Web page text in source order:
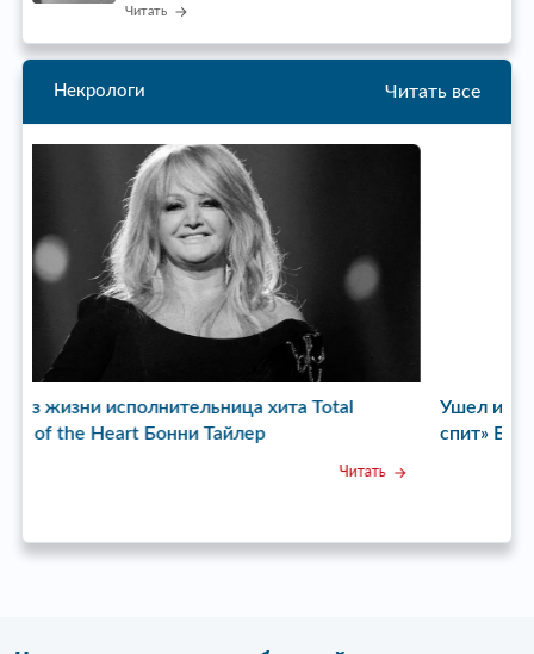
Читать
Некрологи Читать все
Ушел из жизни режиссер сериала «Пока станица
спит» Бата Недич